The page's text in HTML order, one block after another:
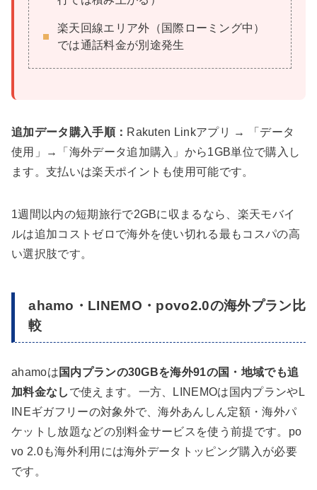
楽天回線エリア外（国際ローミング中）
では通話料金が別途発生
追加データ購入手順： Rakuten Linkアプリ → 「データ
使用」→「海外データ追加購入」から1GB単位で購入し
ます。支払いは楽天ポイントも使用可能です。
1週間以内の短期旅行で2GBに収まるなら、楽天モバイ
ルは追加コストゼロで海外を使い切れる最もコスパの高
い選択肢です。
ahamo・LINEMO・povo2.0の海外プラン比
較
ahamoは 国内プランの30GBを海外91の国・地域でも追
加料金なし で使えます。一方、LINEMOは国内プランやL
INEギガフリーの対象外で、海外あんしん定額・海外パ
ケットし放題などの別料金サービスを使う前提です。po
vo 2.0も海外利用には海外データトッピング購入が必要
です。